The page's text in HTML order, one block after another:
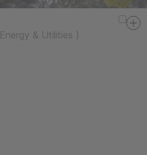
Energy & Utilities )